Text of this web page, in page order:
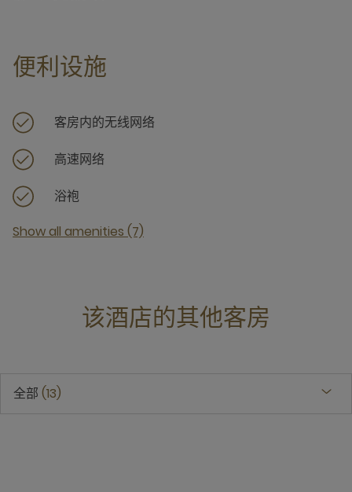
便利设施
客房内的无线网络
高速网络
浴袍
Show all amenities (7)
该酒店的其他客房
全部 13